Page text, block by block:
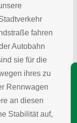
fahren
Autobahn
sie für die
ihres zu
Rennwagen
an diesen
Stabilität auf,